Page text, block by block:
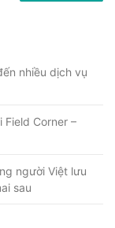
nhiều dịch vụ
Corner –
người Việt lưu
sau